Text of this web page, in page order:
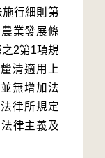
行細則第
業發展條
2第1項規
清適用上
無增加法
律所規定
律主義及